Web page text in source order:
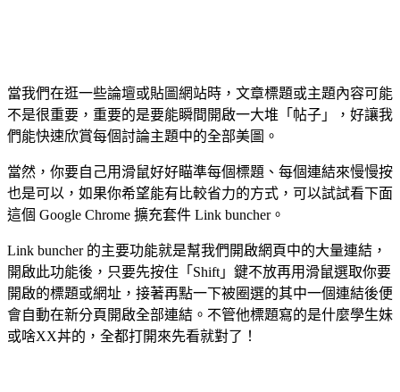
當我們在逛一些論壇或貼圖網站時，文章標題或主題內容可能
不是很重要，重要的是要能瞬間開啟一大堆「帖子」，好讓我
們能快速欣賞每個討論主題中的全部美圖。
當然，你要自己用滑鼠好好瞄準每個標題、每個連結來慢慢按
也是可以，如果你希望能有比較省力的方式，可以試試看下面
這個 Google Chrome 擴充套件 Link buncher。
Link buncher 的主要功能就是幫我們開啟網頁中的大量連結，
開啟此功能後，只要先按住「Shift」鍵不放再用滑鼠選取你要
開啟的標題或網址，接著再點一下被圈選的其中一個連結後便
會自動在新分頁開啟全部連結。不管他標題寫的是什麼學生妹
或啥XX丼的，全都打開來先看就對了！